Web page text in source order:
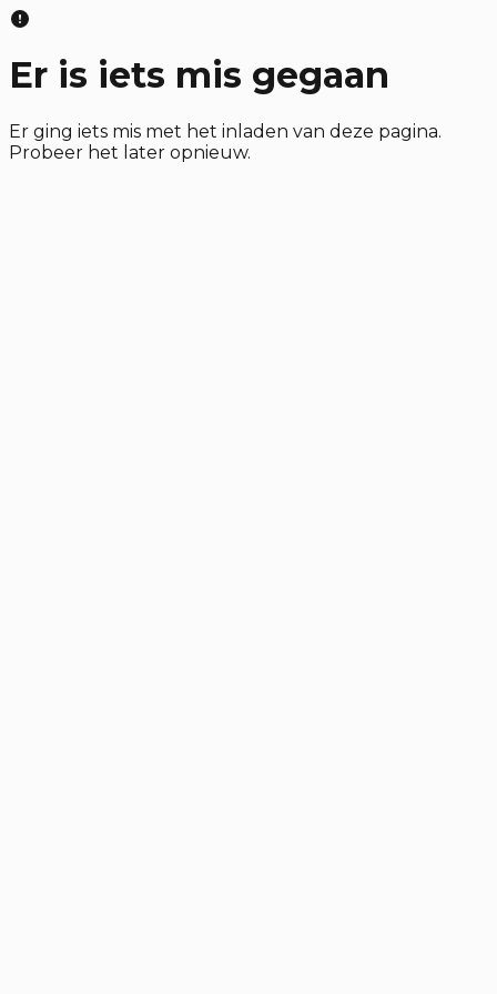
Er is iets mis gegaan
Er ging iets mis met het inladen van deze pagina.
Probeer het later opnieuw.